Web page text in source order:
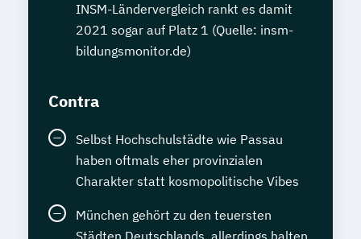
INSM-Ländervergleich rankt es damit
2021 sogar auf Platz 1 (Quelle: insm-
bildungsmonitor.de)
Contra
Selbst Hochschulstädte wie Passau
haben oftmals eher provinzialen
Charakter statt kosmopolitische Vibes
München gehört zu den teuersten
Städten Deutschlands, allerdings halten